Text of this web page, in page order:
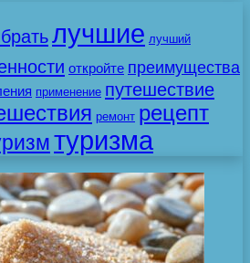
лучшие лучший
откройте преимущества
применение путешествие
ремонт рецепт
туризма